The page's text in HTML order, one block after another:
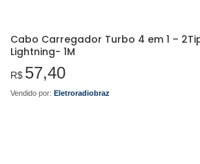
Cabo Carregador Turbo 4 em 1 –
Lightning- 1M
R$ 57,40
Vendido por: Eletroradiobraz